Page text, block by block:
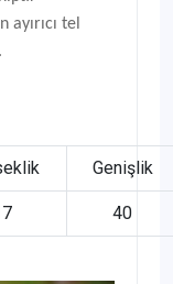
tel
Genişlik
40